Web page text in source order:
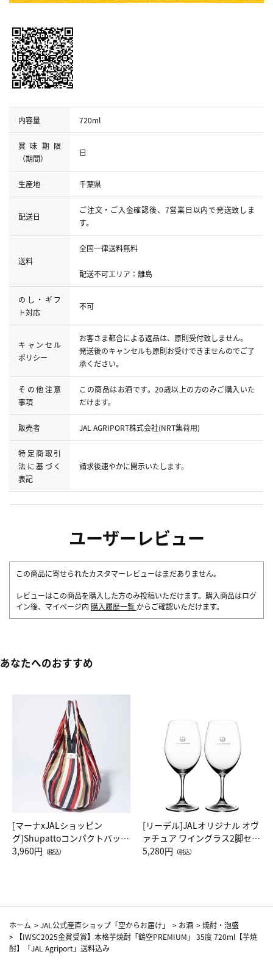
内容量 720ml
賞味期限
（期間）
日
生産地 千葉県
配送日
ご注文・ご入金確認後、7営業日以内で発送致しま
す。
送料
全国一律送料無料
配送不可エリア：離島
のし・ギフ
ト対応
不可
キャンセル
ポリシー
お客さま都合による返品は、原則受付致しません。
発送後のキャンセルも原則お受けできませんのでご了
承ください。
その他注意
事項
この商品はお酒です。20歳以上の方のみご購入いた
だけます。
販売者 JAL AGRIPORT株式会社(NRT集荷用)
特定商取引
法に基づく
表記
請求後速やかに開示いたします。
ユーザーレビュー
この商品に寄せられたカスタマーレビューはまだありません。
レビューはこの商品を購入した方のみ投稿いただけます。購入商品はログ
イン後、マイページ内 購入履歴一覧 からご確認いただけます。
あなたへのおすすめ
[マーナxJALショッピン
グ]Shupattoコンパクトバッグ
Drop JAL客室乗務員（LC）ス
3,960円 （税込）
[リーデル]JALオリジナル オヴ
ァチュア ワイングラス2脚セッ
ト（レッドワイン）
5,280円 （税込）
ホーム >JAL公式産直ショップ「空からお届け」 > お酒 >焼酎・泡盛
>
【IWSC2025金賞受賞】本格芋焼酎「鶴空PREMIUM」 35度 720ml【芋焼
酎】「JAL Agriport」送料込み